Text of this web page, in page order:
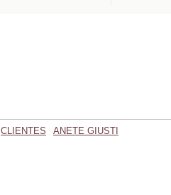
CLIENTES ANETE GIUSTI